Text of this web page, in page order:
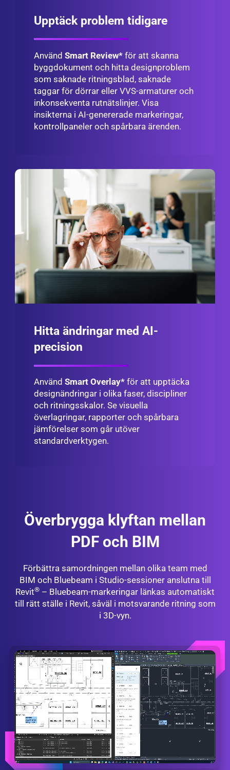
Upptäck problem tidigare
AnvändSmart Review* för att skanna
byggdokument och hitta designproblem
som saknade ritningsblad, saknade
taggar för dörrar eller VVS-armaturer och
inkonsekventa rutnätslinjer. Visa
insikterna i AI-genererade markeringar,
kontrollpaneler och spårbara ärenden.
Hitta ändringar med AI-
precision
AnvändSmart Overlay* för att upptäcka
designändringar i olika faser, discipliner
och ritningsskalor. Se visuella
överlagringar, rapporter och spårbara
jämförelser som går utöver
standardverktygen.
Överbrygga klyftan mellan
PDF och BIM
Förbättra samordningen mellan olika team med
BIM och Bluebeam i Studio-sessioner anslutna till
Revit® – Bluebeam-markeringar länkas automatiskt
till rätt ställe i Revit, såväl i motsvarande ritning som
i 3D-vyn.